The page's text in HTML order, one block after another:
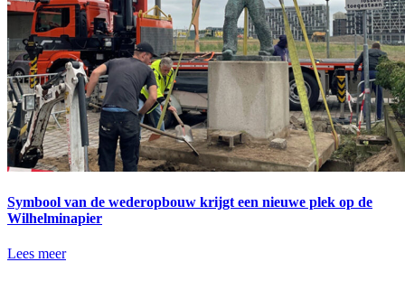
Symbool van de wederopbouw krijgt een nieuwe plek op de
Wilhelminapier
Lees meer